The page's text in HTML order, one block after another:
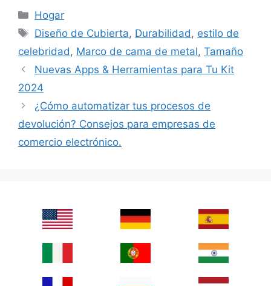
Categories
Hogar
Tags
Diseño de Cubierta, Durabilidad, estilo de
celebridad, Marco de cama de metal, Tamaño
Nuevas Apps & Herramientas para Tu Kit
2024
¿Cómo automatizar tus procesos de
devolución? Consejos para empresas de
comercio electrónico.